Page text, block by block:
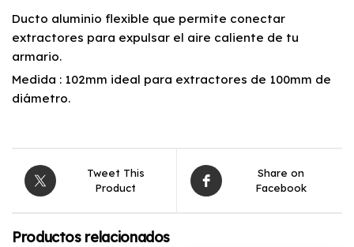
Ducto aluminio flexible que permite conectar
extractores para expulsar el aire caliente de tu
armario.
Medida : 102mm ideal para extractores de 100mm de
diámetro.
Tweet This
Product
Share on
Facebook
Productos relacionados